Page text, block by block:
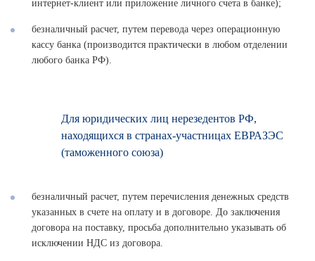
интернет-клиент или приложение личного счета в банке);
безналичный расчет, путем перевода через операционную
кассу банка (производится практически в любом отделении
любого банка РФ).
Для юридических лиц нерезедентов РФ,
находящихся в странах-участницах ЕВРАЗЭС
(таможенного союза)
безналичный расчет, путем перечисления денежных средств
указанных в счете на оплату и в договоре. До заключения
договора на поставку, просьба дополнительно указывать об
исключении НДС из договора.